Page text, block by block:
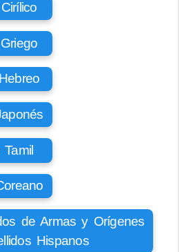
de Armas y Orígenes
Hispanos